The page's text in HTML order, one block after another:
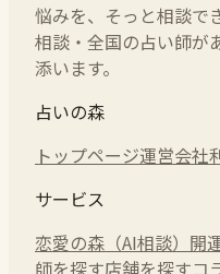
悩みを、そっと相談で
相談・全国の占い師が
添います。
占いの森
トップページ運営会社
サービス
恋愛の森（AI相談） 開
師を探す店舗を探すコ